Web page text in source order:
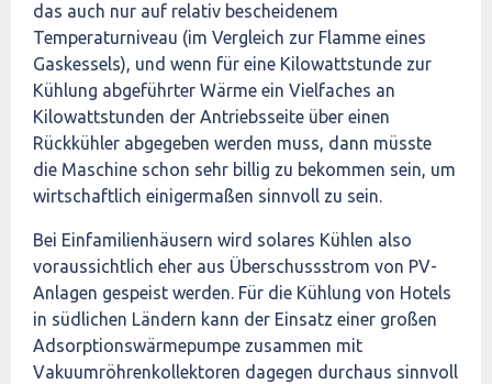
das auch nur auf relativ bescheidenem
Temperaturniveau (im Vergleich zur Flamme eines
Gaskessels), und wenn für eine Kilowattstunde zur
Kühlung abgeführter Wärme ein Vielfaches an
Kilowattstunden der Antriebsseite über einen
Rückkühler abgegeben werden muss, dann müsste
die Maschine schon sehr billig zu bekommen sein, um
wirtschaftlich einigermaßen sinnvoll zu sein.
Bei Einfamilienhäusern wird solares Kühlen also
voraussichtlich eher aus Überschussstrom von PV-
Anlagen gespeist werden. Für die Kühlung von Hotels
in südlichen Ländern kann der Einsatz einer großen
Adsorptionswärmepumpe zusammen mit
Vakuumröhrenkollektoren dagegen durchaus sinnvoll